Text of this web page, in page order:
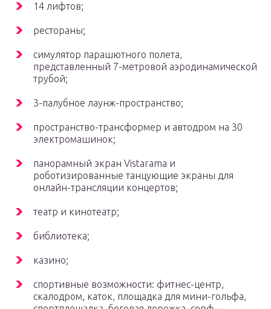
14 лифтов;
рестораны;
симулятор парашютного полета,
представленный 7-метровой аэродинамической
трубой;
3-палубное лаунж-пространство;
пространство-трансформер и автодром на 30
электромашинок;
панорамный экран Vistarama и
роботизированные танцующие экраны для
онлайн-трансляции концертов;
театр и кинотеатр;
библиотека;
казино;
спортивные возможности: фитнес-центр,
скалодром, каток, площадка для мини-гольфа,